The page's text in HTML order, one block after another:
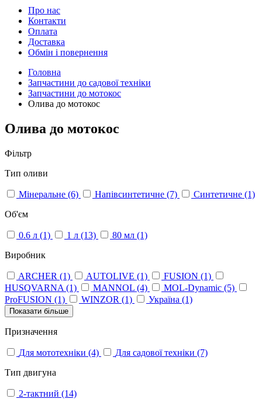
Про нас
Контакти
Оплата
Доставка
Обмін і повернення
Головна
Запчастини до садової техніки
Запчастини до мотокос
Олива до мотокос
Олива до мотокос
Фільтр
Тип оливи
Мінеральне (6) Напівсинтетичне (7) Синтетичне (1)
Об'єм
0.6 л (1) 1 л (13) 80 мл (1)
Виробник
ARCHER (1) AUTOLIVE (1) FUSION (1)
HUSQVARNA (1) MANNOL (4) MOL-Dynamic (5)
ProFUSION (1) WINZOR (1) Україна (1)
Показати більше
Призначення
Для мототехніки (4) Для садової техніки (7)
Тип двигуна
2-тактний (14)